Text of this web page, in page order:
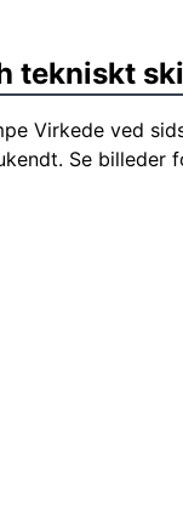
tekniskt
Virkede ved
Se billeder